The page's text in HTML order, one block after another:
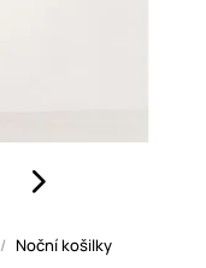
Noční košilky